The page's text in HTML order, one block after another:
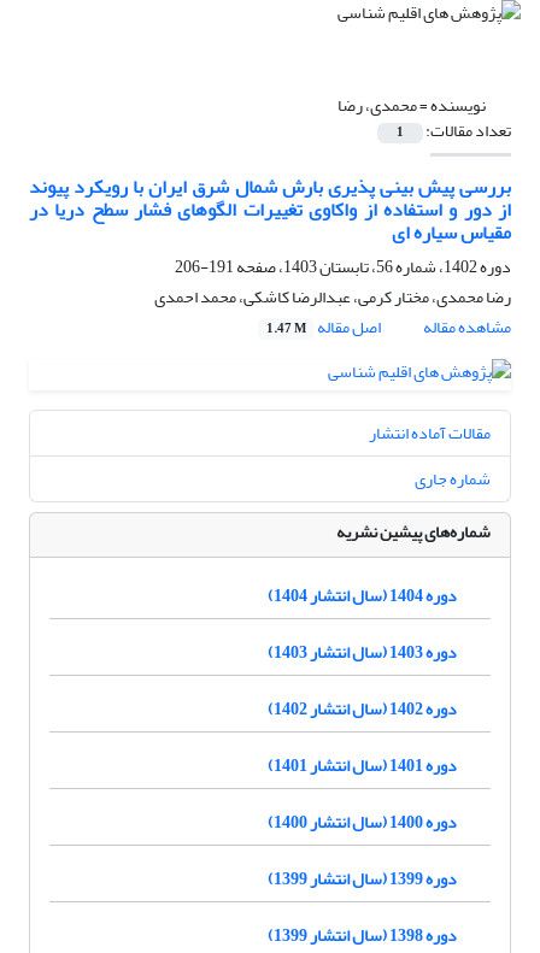
نویسنده =محمدی، رضا
تعداد مقالات: 1
بررسی پیش بینی پذیری بارش شمال شرق ایران با رویکرد پیوند
از دور و استفاده از واکاوی تغییرات الگوهای فشار سطح دریا در
مقیاس سیاره ای
دوره 1402، شماره 56، تابستان 1403، صفحه
191-206
رضا محمدی، مختار کرمی، عبدالرضا کاشکی، محمد احمدی
مشاهده مقاله
اصل مقاله 1.47 M
مقالات آماده انتشار
شماره جاری
شماره‌های پیشین نشریه
دوره 1404 (سال انتشار 1404)
دوره 1403 (سال انتشار 1403)
دوره 1402 (سال انتشار 1402)
دوره 1401 (سال انتشار 1401)
دوره 1400 (سال انتشار 1400)
دوره 1399 (سال انتشار 1399)
دوره 1398 (سال انتشار 1399)